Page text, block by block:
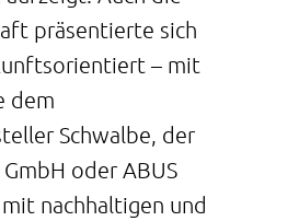
präsentierte sich
– mit
dem
Schwalbe, der
oder ABUS
nachhaltigen und